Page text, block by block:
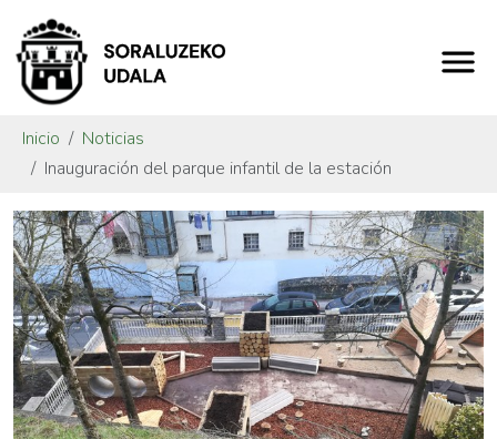
Inicio
Noticias
Inauguración del parque infantil de la estación